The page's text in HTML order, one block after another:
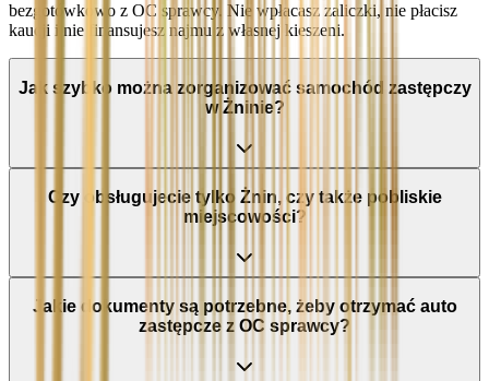
bezgotówkowo z OC sprawcy. Nie wpłacasz zaliczki, nie płacisz
kaucji i nie finansujesz najmu z własnej kieszeni.
Jak szybko można zorganizować samochód zastępczy
w Żninie?
Czy obsługujecie tylko Żnin, czy także pobliskie
miejscowości?
Jakie dokumenty są potrzebne, żeby otrzymać auto
zastępcze z OC sprawcy?